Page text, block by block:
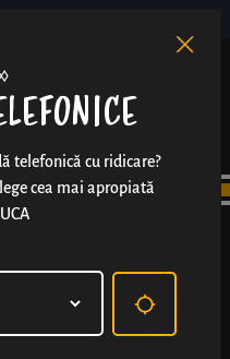
telefonică cu ridicare?
cea mai apropiată